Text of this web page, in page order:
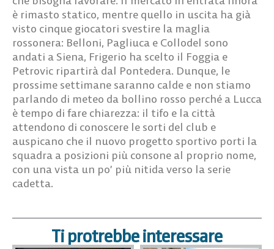
è rimasto statico, mentre quello in uscita ha già
visto cinque giocatori svestire la maglia
rossonera: Belloni, Pagliuca e Collodel sono
andati a Siena, Frigerio ha scelto il Foggia e
Petrovic ripartirà dal Pontedera. Dunque, le
prossime settimane saranno calde e non stiamo
parlando di meteo da bollino rosso perché a Lucca
è tempo di fare chiarezza: il tifo e la città
attendono di conoscere le sorti del club e
auspicano che il nuovo progetto sportivo porti la
squadra a posizioni più consone al proprio nome,
con una vista un po’ più nitida verso la serie
cadetta.
Ti protrebbe interessare